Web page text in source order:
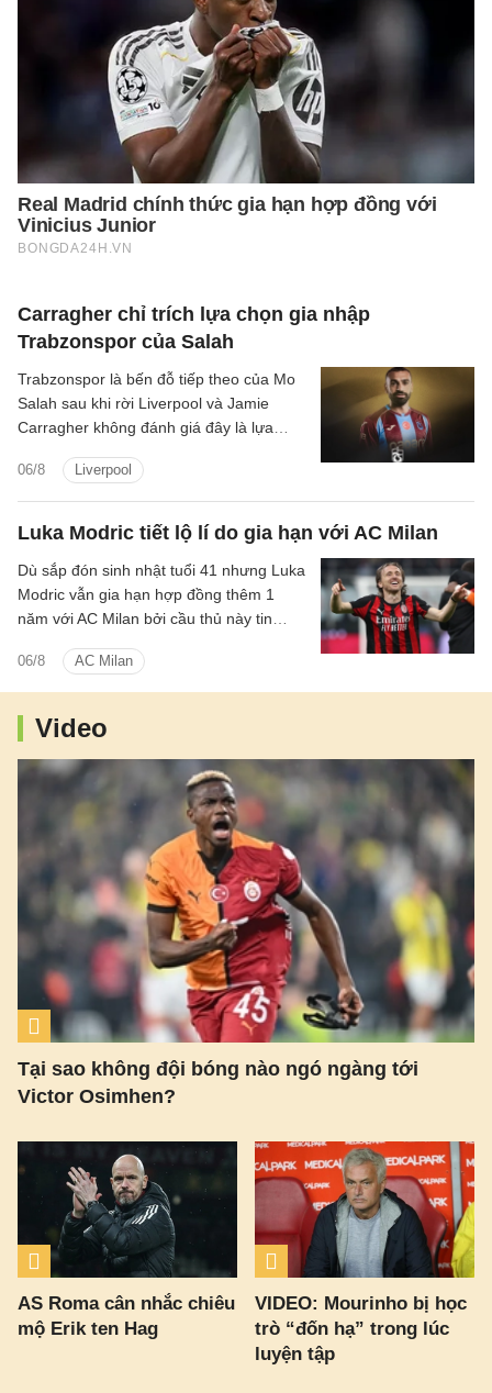
Carragher chỉ trích lựa chọn gia nhập
Trabzonspor của Salah
06/8 Liverpool
Trabzonspor là bến đỗ tiếp theo của Mo
Salah sau khi rời Liverpool và Jamie
Carragher không đánh giá đây là lựa
Luka Modric tiết lộ lí do gia hạn với AC Milan
06/8 AC Milan
Dù sắp đón sinh nhật tuổi 41 nhưng Luka
Modric vẫn gia hạn hợp đồng thêm 1
năm với AC Milan bởi cầu thủ này tin
ở đội bóng.
Video
Tại sao không đội bóng nào ngó ngàng tới
Victor Osimhen?
AS Roma cân nhắc chiêu
mộ Erik ten Hag
VIDEO: Mourinho bị học
trò “đốn hạ” trong lúc
luyện tập